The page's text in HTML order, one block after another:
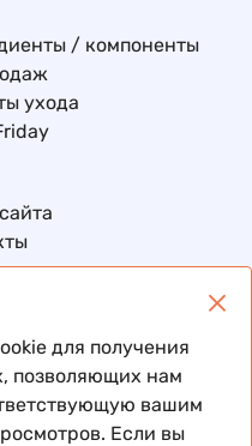
/ компоненты
ухода
возврат
публичной оферты
для получения
позволяющих нам
вашим
Если вы